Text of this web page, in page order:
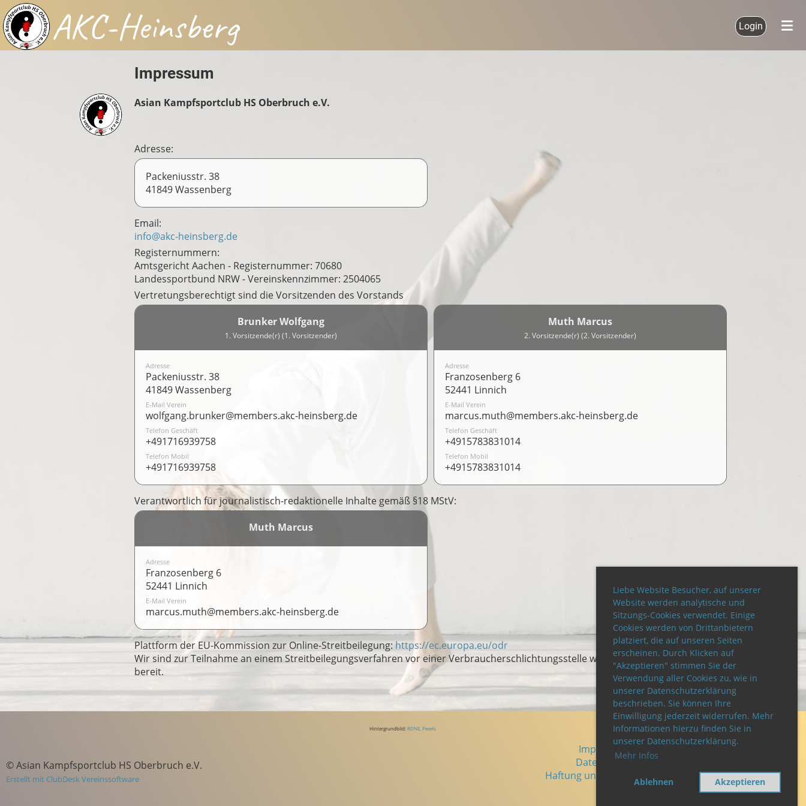
Liebe Website Besucher, auf unserer
Website werden analytische und
Sitzungs-Cookies verwendet. Einige
Cookies werden von Drittanbietern
platziert, die auf unseren Seiten
erscheinen. Durch Klicken auf
"Akzeptieren" stimmen Sie der
Verwendung aller Cookies zu, wie in
unserer Datenschutzerklärung
beschrieben. Sie können Ihre
Einwilligung jederzeit widerrufen. Mehr
Informationen hierzu finden Sie in
unserer Datenschutzerklärung.
Mehr Infos
Ablehnen Akzeptieren
AKC-Heinsberg Login
Impressum
Asian Kampfsportclub HS Oberbruch e.V.
Adresse:
Packeniusstr. 38
41849 Wassenberg
Email:
info@akc-heinsberg.de
Registernummern:
Amtsgericht Aachen - Registernummer: 70680
Landessportbund NRW - Vereinskennzimmer: 2504065
Vertretungsberechtigt sind die Vorsitzenden des Vorstands
Brunker Wolfgang
1. Vorsitzende(r) (1. Vorsitzender)
Adresse
Packeniusstr. 38
41849 Wassenberg
E-Mail Verein
wolfgang.brunker@members.akc-heinsberg.de
Telefon Geschäft
+491716939758
Telefon Mobil
+491716939758
Muth Marcus
2. Vorsitzende(r) (2. Vorsitzender)
Adresse
Franzosenberg 6
52441 Linnich
E-Mail Verein
marcus.muth@members.akc-heinsberg.de
Telefon Geschäft
+4915783831014
Telefon Mobil
+4915783831014
Verantwortlich für journalistisch-redaktionelle Inhalte gemäß §18 MStV:
Muth Marcus
Adresse
Franzosenberg 6
52441 Linnich
E-Mail Verein
marcus.muth@members.akc-heinsberg.de
Plattform der EU-Kommission zur Online-Streitbeilegung: https://ec.europa.eu/odr
Wir sind zur Teilnahme an einem Streitbeilegungsverfahren vor einer Verbraucherschlichtungsstelle weder verpflichtet noch
bereit.
Hintergrundbild:RDNE, Pexels
© Asian Kampfsportclub HS Oberbruch e.V.
Erstellt mit ClubDesk Vereinssoftware
Impressum
Datenschutz
Haftung und Schutzrechte